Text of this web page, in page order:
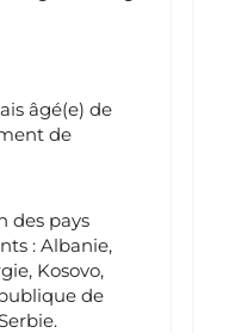
âgé(e) de
de
des pays
: Albanie,
Kosovo,
de